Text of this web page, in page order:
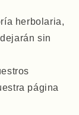
herbolaria,
sin
página